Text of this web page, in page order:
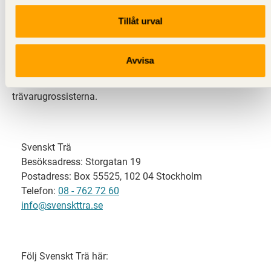
Tillåt urval
Avvisa
Svenskt Trä representerar svensk sågverksindustri
och är en del av branschorganisationen
svensk limträ-, KL-trä- och förpackningsindustri samt
trävarugrossisterna.
Svenskt Trä
Besöksadress: Storgatan 19
Postadress: Box 55525, 102 04 Stockholm
Telefon: 08 - 762 72 60
info@svenskttra.se
Följ Svenskt Trä här: